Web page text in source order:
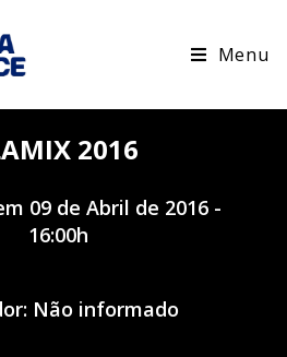
Menu
2016
09 de Abril de 2016 -
16:00h
Não informado